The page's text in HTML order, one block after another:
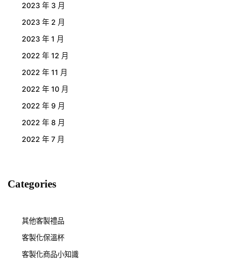
2023 年 3 月
2023 年 2 月
2023 年 1 月
2022 年 12 月
2022 年 11 月
2022 年 10 月
2022 年 9 月
2022 年 8 月
2022 年 7 月
Categories
其他客製禮品
客製化保溫杯
客製化商品小知識